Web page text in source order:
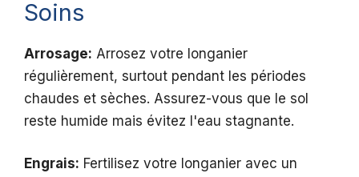
Soins
Arrosage: Arrosez votre longanier
régulièrement, surtout pendant les périodes
chaudes et sèches. Assurez-vous que le sol
reste humide mais évitez l'eau stagnante.
Engrais: Fertilisez votre longanier avec un